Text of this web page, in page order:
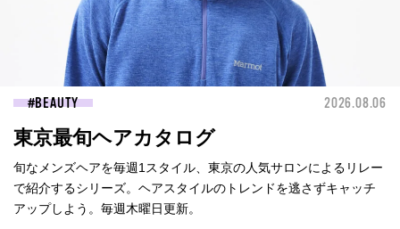
BEAUTY 2026.08.06
東京最旬ヘアカタログ
旬なメンズヘアを毎週1スタイル、東京の人気サロンによるリレー
で紹介するシリーズ。ヘアスタイルのトレンドを逃さずキャッチ
アップしよう。毎週木曜日更新。